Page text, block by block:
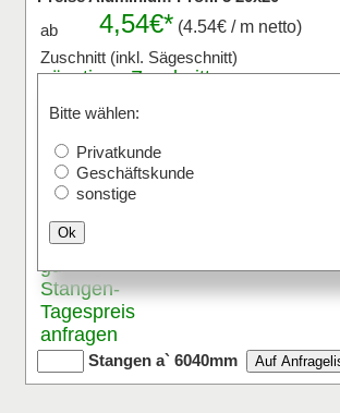
Bitte wählen:
Privatkunde
Geschäftskunde
sonstige
Ok
ab 4,54€* (4.54€ / m netto)
Zuschnitt (inkl. Sägeschnitt)
günstigenZuschnitt-
Der Zuschnitt ist von 20mm bis max.
Versand mit Paketdienst ist bis 2400mm
Stangenware
günstigen
Stangen-
Tagespreis
anfragen
Stangen a` 6040mm